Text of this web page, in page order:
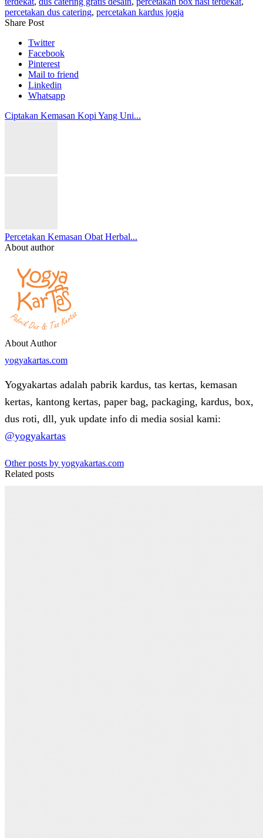
percetakan dus catering, percetakan kardus jogja
Share Post
Twitter
Facebook
Pinterest
Mail to friend
Linkedin
Whatsapp
Ciptakan Kemasan Kopi Yang Uni...
Percetakan Kemasan Obat Herbal...
About author
About Author
yogyakartas.com
Yogyakartas adalah pabrik kardus, tas kertas, kemasan
kertas, kantong kertas, paper bag, packaging, kardus, box,
dus roti, dll, yuk update info di media sosial kami:
@yogyakartas
Other posts by yogyakartas.com
Related posts